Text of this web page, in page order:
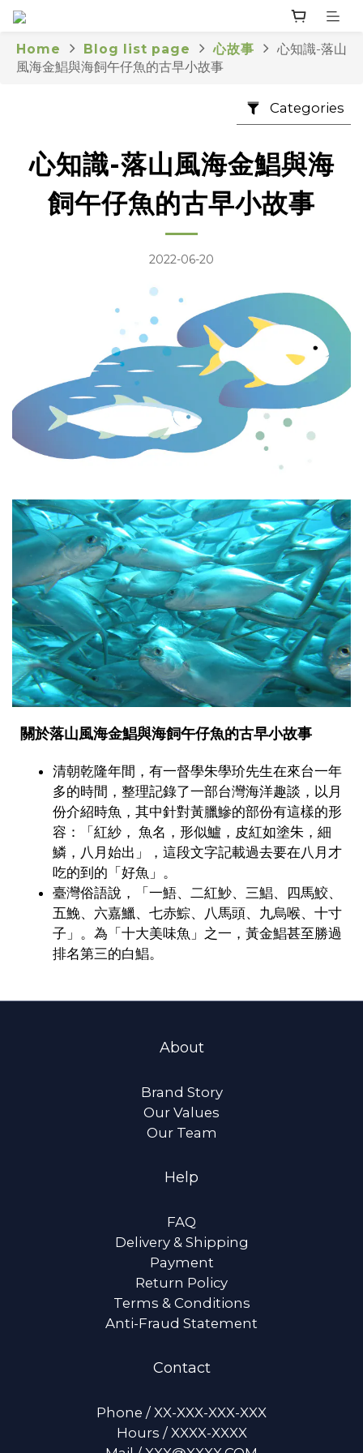
Home Blog list page 心故事
心知識-落山
風海金鯧與海飼午仔魚的古早小故事
Categories
心知識-落山風海金鯧與海
飼午仔魚的古早小故事
2022-06-20
關於落山風海金鯧與海飼午仔魚的古早小故事
清朝乾隆年間，有一督學朱學玠先生在來台一年
多的時間，整理記錄了一部台灣海洋趣談，以月
份介紹時魚，其中針對黃臘鰺的部份有這樣的形
容：「紅紗， 魚名，形似鱸，皮紅如塗朱，細
鱗，八月始出」，這段文字記載過去要在八月才
吃的到的「好魚」。
臺灣俗語說，「一鯃、二紅魦、三鯧、四馬鮫、
五鮸、六嘉鱲、七赤鯮、八馬頭、九烏喉、十寸
子」。為「十大美味魚」之一，黃金鯧甚至勝過
排名第三的白鯧。
About
Brand Story
Our Values
Our Team
Help
FAQ
Delivery & Shipping
Payment
Return Policy
Terms & Conditions
Anti-Fraud Statement
Contact
Phone / XX-XXX-XXX-XXX
Hours / XXXX-XXXX